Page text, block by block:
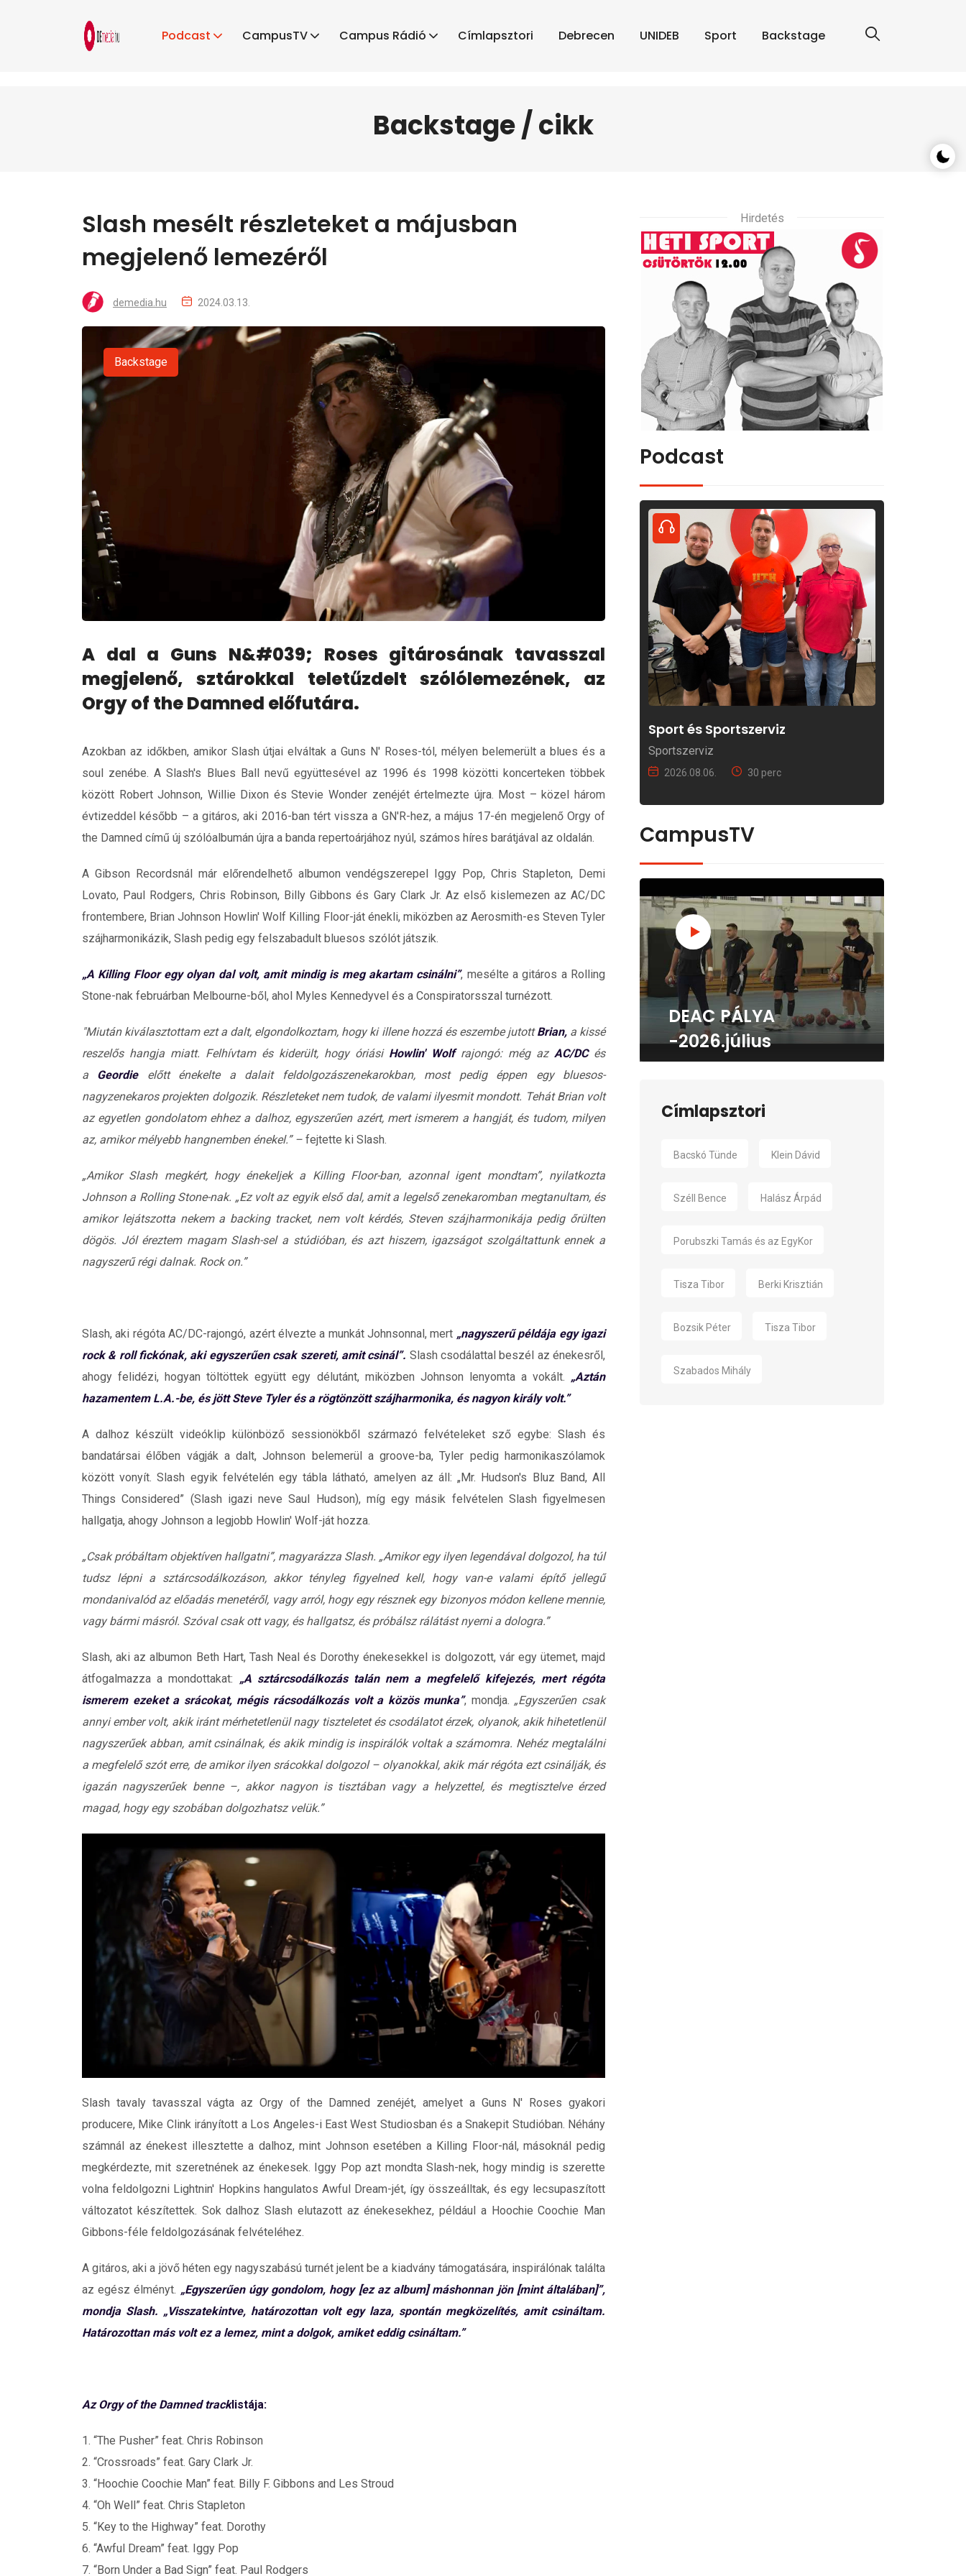
Podcast CampusTV Campus Rádió Címlapsztori Debrecen UNIDEB Sport Backstage
Backstage / cikk
Slash mesélt részleteket a májusban
megjelenő lemezéről
demedia.hu 2024.03.13.
Backstage
A dal a Guns N&#039; Roses gitárosának tavasszal
megjelenő, sztárokkal teletűzdelt szólólemezének, az
Orgy of the Damned előfutára.
Azokban az időkben, amikor Slash útjai elváltak a Guns N' Roses-tól, mélyen belemerült a blues és a
soul zenébe. A Slash's Blues Ball nevű együttesével az 1996 és 1998 közötti koncerteken többek
között Robert Johnson, Willie Dixon és Stevie Wonder zenéjét értelmezte újra. Most – közel három
évtizeddel később – a gitáros, aki 2016-ban tért vissza a GN'R-hez, a május 17-én megjelenő Orgy of
the Damned című új szólóalbumán újra a banda repertoárjához nyúl, számos híres barátjával az oldalán.
A Gibson Recordsnál már előrendelhető albumon vendégszerepel Iggy Pop, Chris Stapleton, Demi
Lovato, Paul Rodgers, Chris Robinson, Billy Gibbons és Gary Clark Jr. Az első kislemezen az AC/DC
frontembere, Brian Johnson Howlin' Wolf Killing Floor-ját énekli, miközben az Aerosmith-es Steven Tyler
szájharmonikázik, Slash pedig egy felszabadult bluesos szólót játszik.
„A Killing Floor egy olyan dal volt, amit mindig is meg akartam csinálni”, mesélte a gitáros a Rolling
Stone-nak februárban Melbourne-ből, ahol Myles Kennedyvel és a Conspiratorsszal turnézott.
"Miután kiválasztottam ezt a dalt, elgondolkoztam, hogy ki illene hozzá és eszembe jutottBrian,a kissé
reszelős hangja miatt. Felhívtam és kiderült, hogy óriási Howlin' Wolfrajongó: még az AC/DCés
a Geordieelőtt énekelte a dalait feldolgozászenekarokban, most pedig éppen egy bluesos-
nagyzenekaros projekten dolgozik. Részleteket nem tudok, de valami ilyesmit mondott. TehátBrian volt
az egyetlen gondolatom ehhez a dalhoz, egyszerűen azért, mert ismerem a hangját, és tudom, milyen
az, amikor mélyebb hangnemben énekel.” – fejtette ki Slash.
„Amikor Slash megkért, hogy énekeljek a Killing Floor-ban, azonnal igent mondtam”, nyilatkozta
Johnson a Rolling Stone-nak. „Ez volt az egyik első dal, amit a legelső zenekaromban megtanultam, és
amikor lejátszotta nekem a backing tracket, nem volt kérdés, Steven szájharmonikája pedig őrülten
dögös. Jól éreztem magam Slash-sel a stúdióban, és azt hiszem, igazságot szolgáltattunk ennek a
nagyszerű régi dalnak. Rock on.”
Slash, aki régóta AC/DC-rajongó, azért élvezte a munkát Johnsonnal, mert „nagyszerű példája egy igazi
rock & roll fickónak, aki egyszerűen csak szereti, amit csinál”. Slash csodálattal beszél az énekesről,
ahogy felidézi, hogyan töltöttek együtt egy délutánt, miközben Johnson lenyomta a vokált. „Aztán
hazamentem L.A.-be, és jött Steve Tyler és a rögtönzött szájharmonika, és nagyon király volt.”
A dalhoz készült videóklip különböző sessionökből származó felvételeket sző egybe: Slash és
bandatársai élőben vágják a dalt, Johnson belemerül a groove-ba, Tyler pedig harmonikaszólamok
között vonyít. Slash egyik felvételén egy tábla látható, amelyen az áll: „Mr. Hudson's Bluz Band, All
Things Considered” (Slash igazi neve Saul Hudson), míg egy másik felvételen Slash figyelmesen
hallgatja, ahogy Johnson a legjobb Howlin' Wolf-ját hozza.
„Csak próbáltam objektíven hallgatni”, magyarázza Slash. „Amikor egy ilyen legendával dolgozol, ha túl
tudsz lépni a sztárcsodálkozáson, akkor tényleg figyelned kell, hogy van-e valami építő jellegű
mondanivalód az előadás menetéről, vagy arról, hogy egy résznek egy bizonyos módon kellene mennie,
vagy bármi másról. Szóval csak ott vagy, és hallgatsz, és próbálsz rálátást nyerni a dologra.”
Slash, aki az albumon Beth Hart, Tash Neal és Dorothy énekesekkel is dolgozott, vár egy ütemet, majd
átfogalmazza a mondottakat: „A sztárcsodálkozás talán nem a megfelelő kifejezés, mert régóta
ismerem ezeket a srácokat, mégis rácsodálkozás volt a közös munka”, mondja. „Egyszerűen csak
annyi ember volt, akik iránt mérhetetlenül nagy tiszteletet és csodálatot érzek, olyanok, akik hihetetlenül
nagyszerűek abban, amit csinálnak, és akik mindig is inspirálók voltak a számomra. Nehéz megtalálni
a megfelelő szót erre, de amikor ilyen srácokkal dolgozol – olyanokkal, akik már régóta ezt csinálják, és
igazán nagyszerűek benne –, akkor nagyon is tisztában vagy a helyzettel, és megtisztelve érzed
magad, hogy egy szobában dolgozhatsz velük.”
Slash tavaly tavasszal vágta az Orgy of the Damned zenéjét, amelyet a Guns N' Roses gyakori
producere, Mike Clink irányított a Los Angeles-i East West Studiosban és a Snakepit Studióban. Néhány
számnál az énekest illesztette a dalhoz, mint Johnson esetében a Killing Floor-nál, másoknál pedig
megkérdezte, mit szeretnének az énekesek. Iggy Pop azt mondta Slash-nek, hogy mindig is szerette
volna feldolgozni Lightnin' Hopkins hangulatos Awful Dream-jét, így összeálltak, és egy lecsupaszított
változatot készítettek. Sok dalhoz Slash elutazott az énekesekhez, például a Hoochie Coochie Man
Gibbons-féle feldolgozásának felvételéhez.
A gitáros, aki a jövő héten egy nagyszabású turnét jelent be a kiadvány támogatására, inspirálónak találta
az egész élményt. „Egyszerűen úgy gondolom, hogy [ez az album] máshonnan jön [mint általában]”,
mondja Slash. „Visszatekintve, határozottan volt egy laza, spontán megközelítés, amit csináltam.
Határozottan más volt ez a lemez, mint a dolgok, amiket eddig csináltam.”
Az Orgy of the Damnedtracklistája:
1. “The Pusher” feat. Chris Robinson
2. “Crossroads” feat. Gary Clark Jr.
3. “Hoochie Coochie Man” feat. Billy F. Gibbons and Les Stroud
4. “Oh Well” feat. Chris Stapleton
5. “Key to the Highway” feat. Dorothy
6. “Awful Dream” feat. Iggy Pop
7. “Born Under a Bad Sign” feat. Paul Rodgers
Hirdetés
Podcast
Sport és Sportszerviz
Sportszerviz
2026.08.06. 30 perc
CampusTV
DEAC PÁLYA
-2026.július
Címlapsztori
Bacskó Tünde Klein Dávid
Széll Bence Halász Árpád
Porubszki Tamás és az EgyKor
Tisza Tibor Berki Krisztián
Bozsik Péter Tisza Tibor
Szabados Mihály